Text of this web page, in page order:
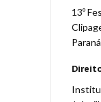
13º